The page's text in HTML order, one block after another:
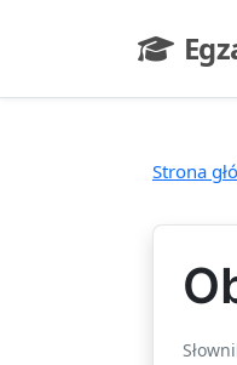
-
Strona